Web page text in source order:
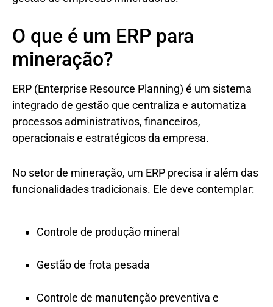
O que é um ERP para
mineração?
ERP (Enterprise Resource Planning) é um sistema
integrado de gestão que centraliza e automatiza
processos administrativos, financeiros,
operacionais e estratégicos da empresa.
No setor de mineração, um ERP precisa ir além das
funcionalidades tradicionais. Ele deve contemplar:
Controle de produção mineral
Gestão de frota pesada
Controle de manutenção preventiva e